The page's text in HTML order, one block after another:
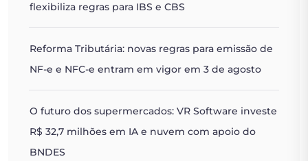
flexibiliza regras para IBS e CBS
Reforma Tributária: novas regras para emissão de
NF-e e NFC-e entram em vigor em 3 de agosto
O futuro dos supermercados: VR Software investe
R$ 32,7 milhões em IA e nuvem com apoio do
BNDES